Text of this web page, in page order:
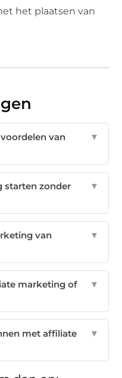
het plaatsen van
van
▼
starten zonder
▼
van
▼
marketing of
▼
met affiliate
▼